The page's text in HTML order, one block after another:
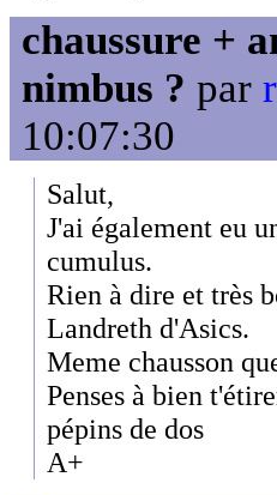
chaussure +
nimbus ? par
10:07:30
Salut,
J'ai également eu
cumulus.
Rien à dire et très
Landreth d'Asics.
Meme chausson
Penses à bien
pépins de dos
A+